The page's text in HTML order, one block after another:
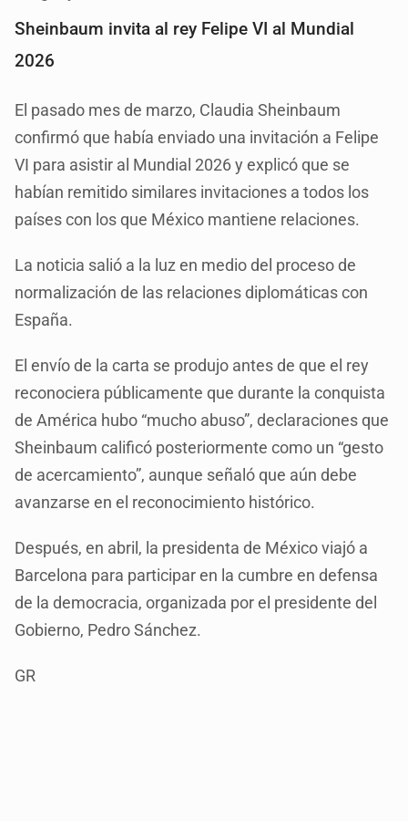
Sheinbaum invita al rey Felipe VI al Mundial
2026
El pasado mes de marzo, Claudia Sheinbaum
confirmó que había enviado una invitación a Felipe
VI para asistir al Mundial 2026 y explicó que se
habían remitido similares invitaciones a todos los
países con los que México mantiene relaciones.
La noticia salió a la luz en medio del proceso de
normalización de las relaciones diplomáticas con
España.
El envío de la carta se produjo antes de que el rey
reconociera públicamente que durante la conquista
de América hubo “mucho abuso”, declaraciones que
Sheinbaum calificó posteriormente como un “gesto
de acercamiento”, aunque señaló que aún debe
avanzarse en el reconocimiento histórico.
Después, en abril, la presidenta de México viajó a
Barcelona para participar en la cumbre en defensa
de la democracia, organizada por el presidente del
Gobierno, Pedro Sánchez.
GR